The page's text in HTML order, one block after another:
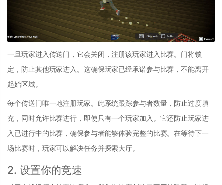
一旦玩家进入传送门，它会关闭，注册该玩家进入比赛。门将锁
定，防止其他玩家进入。这确保玩家已经承诺参与比赛，不能离开
起始区域。
每个传送门唯一地注册玩家。此系统跟踪参与者数量，防止过度填
充，同时允许比赛进行，即使只有一个玩家加入。它还防止玩家进
入已进行中的比赛，确保参与者能够体验完整的比赛。在等待下一
场比赛时，玩家可以解决任务并探索大厅。
2. 设置你的竞速